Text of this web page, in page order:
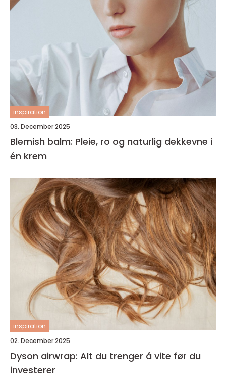
inspiration
03. December 2025
Blemish balm: Pleie, ro og naturlig dekkevne i
én krem
inspiration
02. December 2025
Dyson airwrap: Alt du trenger å vite før du
investerer